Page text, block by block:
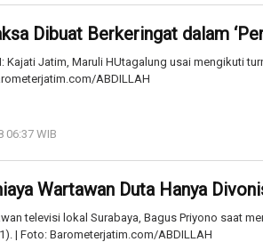
Dibuat Berkeringat dalam
Kajati Jatim, Maruli HUtagalung usai mengikuti
ABDILLAH
06:37 WIB
Wartawan Duta Hanya
televisi lokal Surabaya, Bagus Priyono saat
| Foto: Barometerjatim.com/ABDILLAH